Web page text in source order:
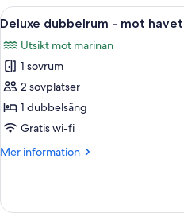
Öppna
alla
foton
för
Deluxe
dubbelrum
-
havet
3
Deluxe dubbelrum - mot havet
Utsikt mot marinan
1 sovrum
2 sovplatser
1 dubbelsäng
Gratis wi-fi
Mer information
Mer
dubbelrum